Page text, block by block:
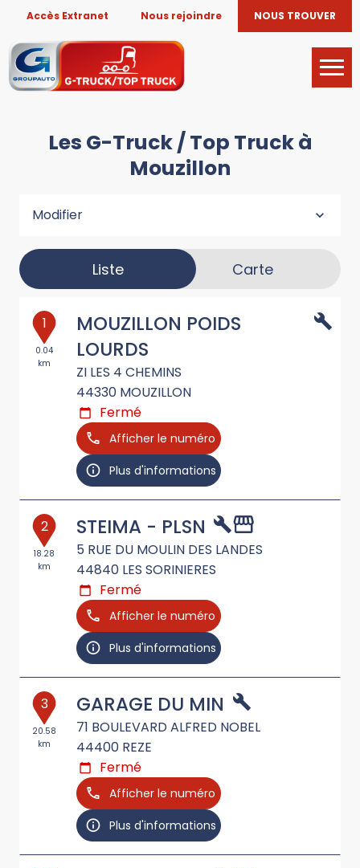
Accès Extranet Nous rejoindre NOUS TROUVER
Les G-Truck / Top Truck à
Mouzillon
Modifier
Liste Carte
1
0.04
km
MOUZILLON POIDS
LOURDS
ZI LES 4 CHEMINS
44330 MOUZILLON
Fermé
Afficher le numéro
Plus d'informations
2
18.28
km
STEIMA - PLSN
5 RUE DU MOULIN DES LANDES
44840 LES SORINIERES
Fermé
Afficher le numéro
Plus d'informations
3
20.58
km
GARAGE DU MIN
71 BOULEVARD ALFRED NOBEL
44400 REZE
Fermé
Afficher le numéro
Plus d'informations